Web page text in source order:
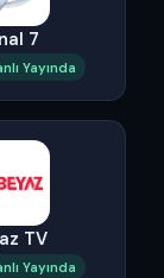
7
Yayında
TV
Yayında